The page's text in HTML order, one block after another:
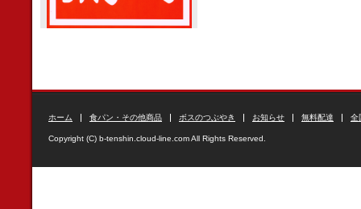
ホーム 食パン・その他商品 ボスのつぶやき お知らせ 無料配達 全
Copyright (C) b-tenshin.cloud-line.com All Rights Reserved.